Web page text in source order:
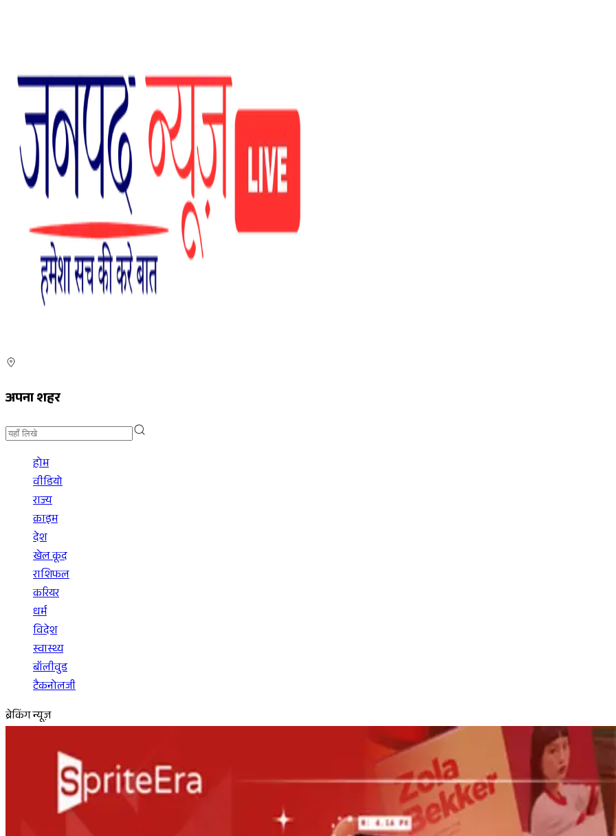
अपना शहर
होम
वीडियो
राज्य
क्राइम
देश
खेल कूद
राशिफल
करियर
धर्म
विदेश
स्वास्थ्य
बॉलीवुड
टैकनोलजी
ब्रेकिंग न्यूज़